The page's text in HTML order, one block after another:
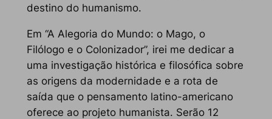
destino do humanismo.
Em “A Alegoria do Mundo: o Mago, o
Filólogo e o Colonizador”, irei me dedicar a
uma investigação histórica e filosófica sobre
as origens da modernidade e a rota de
saída que o pensamento latino-americano
oferece ao projeto humanista. Serão 12